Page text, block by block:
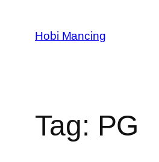
content
Hobi Mancing
Tag: PG